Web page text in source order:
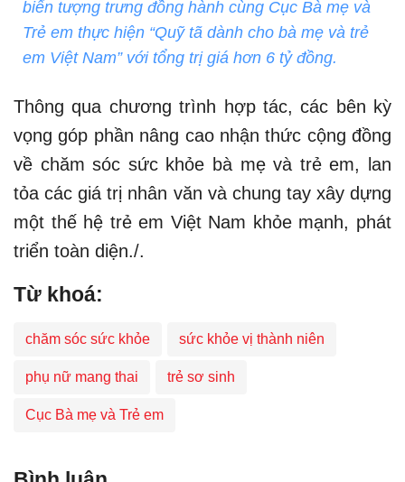
biển tượng trưng đồng hành cùng Cục Bà mẹ và
Trẻ em thực hiện “Quỹ tã dành cho bà mẹ và trẻ
em Việt Nam” với tổng trị giá hơn 6 tỷ đồng.
Thông qua chương trình hợp tác, các bên kỳ
vọng góp phần nâng cao nhận thức cộng đồng
về chăm sóc sức khỏe bà mẹ và trẻ em, lan
tỏa các giá trị nhân văn và chung tay xây dựng
một thế hệ trẻ em Việt Nam khỏe mạnh, phát
triển toàn diện./.
Từ khoá:
chăm sóc sức khỏe sức khỏe vị thành niên
phụ nữ mang thai trẻ sơ sinh
Cục Bà mẹ và Trẻ em